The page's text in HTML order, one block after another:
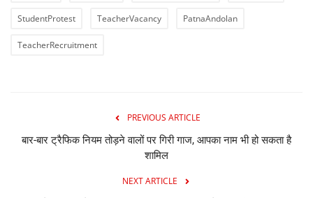
StudentProtest TeacherVacancy PatnaAndolan
TeacherRecruitment
PREVIOUS ARTICLE
बार-बार ट्रैफिक नियम तोड़ने वालों पर गिरी गाज, आपका नाम भी हो सकता है
शामिल
NEXT ARTICLE